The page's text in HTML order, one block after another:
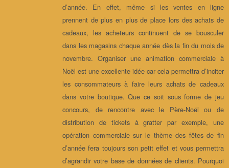
d’année. En effet, même si les ventes en ligne
prennent de plus en plus de place lors des achats de
cadeaux, les acheteurs continuent de se bousculer
dans les magasins chaque année dès la fin du mois de
novembre. Organiser une animation commerciale à
Noël est une excellente idée car cela permettra d’inciter
les consommateurs à faire leurs achats de cadeaux
dans votre boutique. Que ce soit sous forme de jeu
concours, de rencontre avec le Père-Noël ou de
distribution de tickets à gratter par exemple, une
opération commerciale sur le thème des fêtes de fin
d’année fera toujours son petit effet et vous permettra
d’agrandir votre base de données de clients. Pourquoi